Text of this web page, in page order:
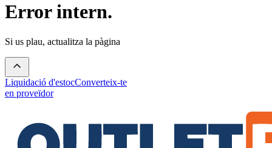
Error intern.
Si us plau, actualitza la pàgina
Liquidació d'estocConverteix-te
en proveïdor